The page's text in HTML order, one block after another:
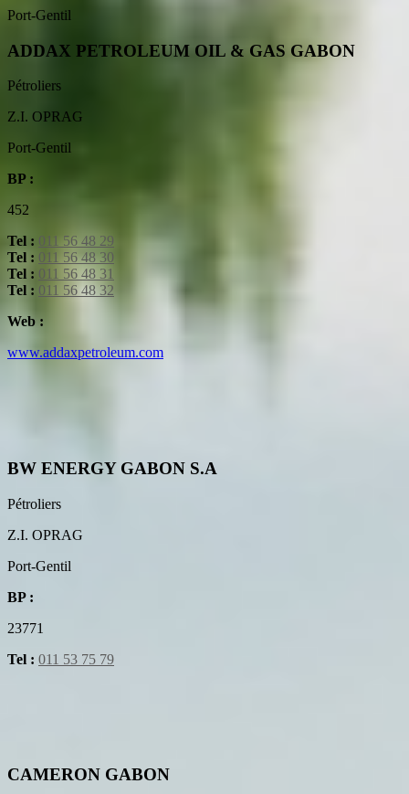
Port-Gentil
ADDAX PETROLEUM OIL & GAS GABON
Pétroliers
Z.I. OPRAG
Port-Gentil
BP :
452
Tel : 011 56 48 29
Tel : 011 56 48 30
Tel : 011 56 48 31
Tel : 011 56 48 32
Web :
www.addaxpetroleum.com
BW ENERGY GABON S.A
Pétroliers
Z.I. OPRAG
Port-Gentil
BP :
23771
Tel : 011 53 75 79
CAMERON GABON